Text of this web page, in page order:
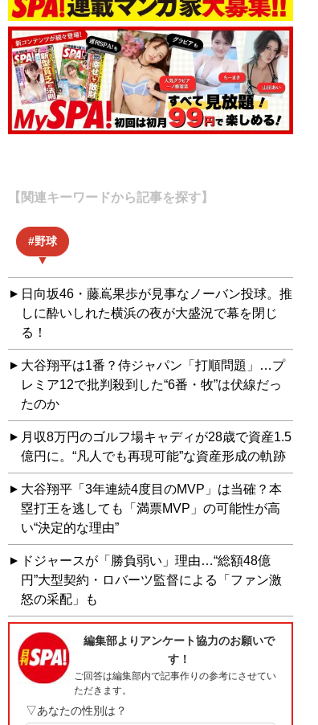
【関連キーワードから記事を探す】
野球
日向坂46・藤嶌果歩が見事なノーバン投球。推
しに酔いしれた横浜の夜が大盛況で幕を閉じ
る！
大谷翔平は1番？侍ジャパン「打順問題」…プ
レミア12で批判殺到した“6番・牧”は伏線だっ
たのか
月収8万円のゴルフ場キャディが28歳で資産1.5
億円に。“凡人でも再現可能”な資産形成の軌跡
大谷翔平「3年連続4度目のMVP」は当確？本
塁打王を逃しても「満票MVP」の可能性が高
い“決定的な理由”
ドジャースが「勝負弱い」理由…“総額48億
円”大型契約・ロバーツ監督による「ファン激
怒の采配」も